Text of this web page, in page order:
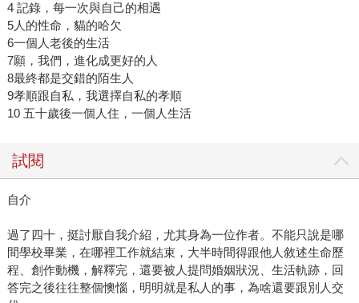
4 記錄，每一次與自己的相遇
5人的性命，貓的哈欠
6一個人老後的生活
7願，我們，進化成更好的人
8最終都是交錯的陌生人
9孝順跟自私，我選擇自私的孝順
10 五十歲後一個人住，一個人生活
試閱
自介
過了四十，挺討厭自我介紹，尤其身為一位作者。不能只說是哪
間學校畢業，在哪裡工作就結束，大半時間得跟他人敘述生命歷
程、創作動機，解釋完，還要被人提問婚姻狀況、生活軌跡，回
答完之後往往整個懊惱，明明就是私人的事，為啥還要跟別人交